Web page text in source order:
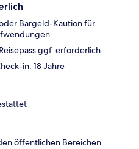
Bargeld-Kaution für
ggf. erforderlich
in: 18 Jahre
öffentlichen Bereichen